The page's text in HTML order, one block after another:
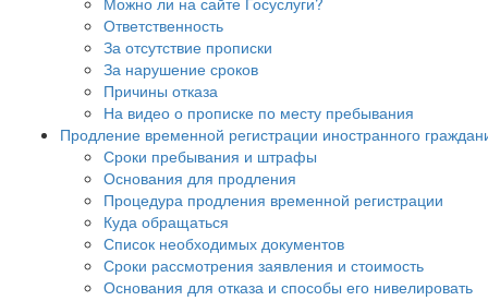
Ответственность
За отсутствие прописки
За нарушение сроков
Причины отказа
На видео о прописке по месту пребывания
Продление временной регистрации иностранного
Сроки пребывания и штрафы
Основания для продления
Процедура продления временной регистрации
Куда обращаться
Список необходимых документов
Сроки рассмотрения заявления и стоимость
Основания для отказа и способы его нивелировать